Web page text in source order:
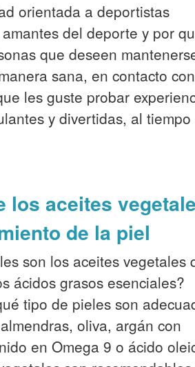
orientada a deportistas
del deporte y por
que deseen
sana, en contacto
les guste probar
y divertidas, al
los aceites
de la piel
son los aceites vegetales
ácidos grasos esenciales?
tipo de pieles son
oliva, argán con
en Omega 9 o ácido